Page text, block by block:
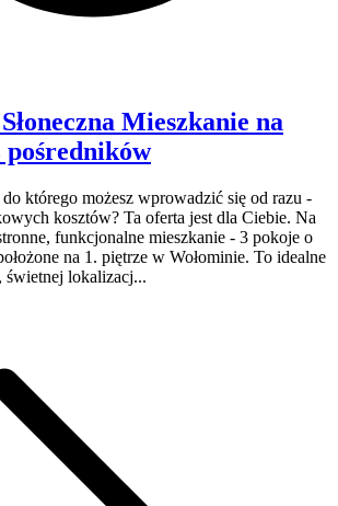
Mieszkanie na
pośredników
do którego możesz wprowadzić się od razu -
kosztów? Ta oferta jest dla Ciebie. Na
funkcjonalne mieszkanie - 3 pokoje o
na 1. piętrze w Wołominie. To idealne
świetnej lokalizacj...